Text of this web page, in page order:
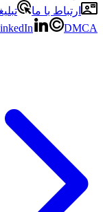
ارتباط با ما
DMCA